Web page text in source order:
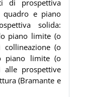
di prospettiva
quadro e piano
solida:
piano limite (o
(o
piano limite (o
alle prospettive
(Bramante e